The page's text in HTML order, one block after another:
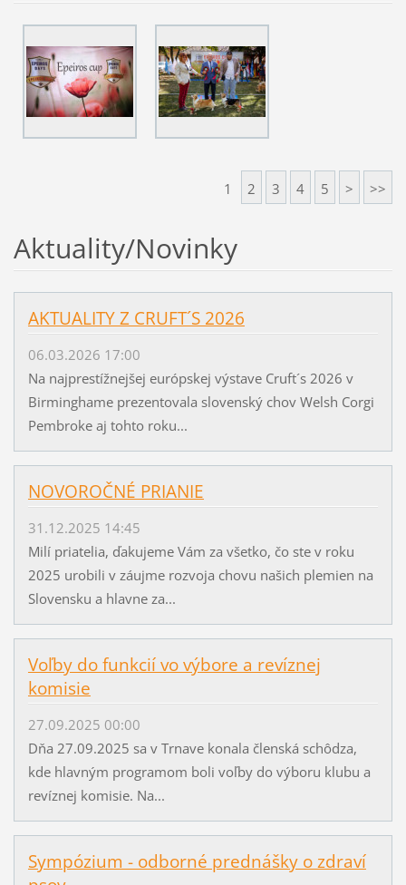
1 2 3 4 5 > >>
Aktuality/Novinky
AKTUALITY Z CRUFT´S 2026
06.03.2026 17:00
Na najprestížnejšej európskej výstave Cruft´s 2026 v
Birminghame prezentovala slovenský chov Welsh Corgi
Pembroke aj tohto roku...
NOVOROČNÉ PRIANIE
31.12.2025 14:45
Milí priatelia, ďakujeme Vám za všetko, čo ste v roku
2025 urobili v záujme rozvoja chovu našich plemien na
Slovensku a hlavne za...
Voľby do funkcií vo výbore a revíznej
komisie
27.09.2025 00:00
Dňa 27.09.2025 sa v Trnave konala členská schôdza,
kde hlavným programom boli voľby do výboru klubu a
revíznej komisie. Na...
Sympózium - odborné prednášky o zdraví